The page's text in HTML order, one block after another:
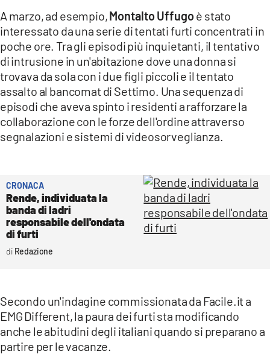
A marzo, ad esempio,Montalto Uffugoè stato
interessato da una serie di tentati furti concentrati in
poche ore. Tra gli episodi più inquietanti, il tentativo
di intrusione in un'abitazione dove una donna si
trovava da sola con i due figli piccoli e il tentato
assalto al bancomat di Settimo. Una sequenza di
episodi che aveva spinto i residenti a rafforzare la
collaborazione con le forze dell'ordine attraverso
segnalazioni e sistemi di videosorveglianza.
CRONACA
Rende, individuata la
banda di ladri
responsabile dell'ondata
di furti
Redazione
Secondo un'indagine commissionata da Facile.it a
EMG Different, la paura dei furti sta modificando
anche le abitudini degli italiani quando si preparano a
partire per le vacanze.